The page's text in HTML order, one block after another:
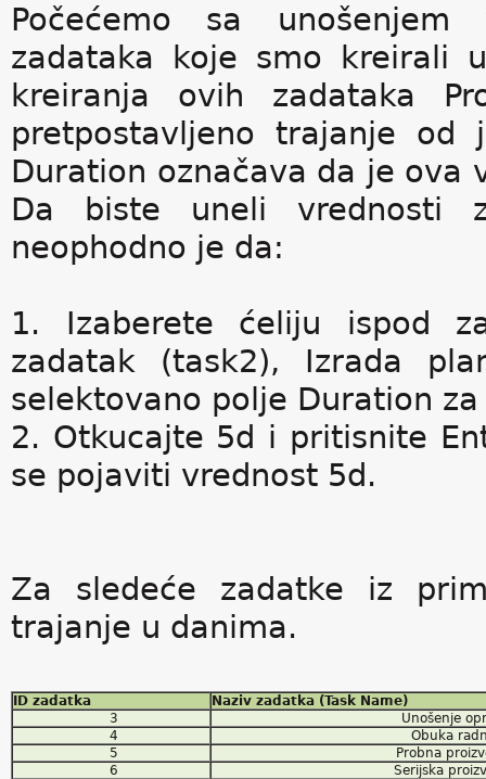
Počećemo sa
zadataka koje smo kreirali
kreiranja ovih zadataka
pretpostavljeno trajanje
Duration označava da je ova
Da biste uneli vrednosti
neophodno je da:
1. Izaberete ćeliju ispod
zadatak (task2), Izrada
selektovano polje Duration
2. Otkucajte 5d i pritisnite
se pojaviti vrednost 5d.
Za sledeće zadatke iz
trajanje u danima.
ID zadatka
Naziv zadatka (Task Name)
3
Unošenje
4
Obuka
5
Probna
6
Serijska